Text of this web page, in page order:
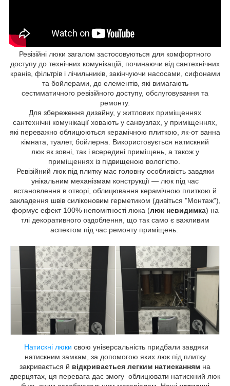
Ревізійні люки загалом застосовуються для комфортного
доступу до технічних комунікацій, починаючи від сантехнічних
кранів, фільтрів і лічильників, закінчуючи насосами, сифонами
та бойлерами, до елементів, які вимагають
сестиматичного ревізійного доступу, обслуговування та
ремонту.
Для збереження дизайну, у житлових приміщеннях
сантехнічні комунікації ховають у санвузлах, у приміщеннях,
які переважно облицюються керамічною плиткою, як-от ванна
кімната, туалет, бойлерна. Використовується натискний
люк як зовні, так і всередині приміщень, а також у
приміщеннях із підвищеною вологістю.
Ревізійний люк під плитку має головну особливість завдяки
унікальним механізмам конструкції — люк під час
встановлення в отворі, облицювання керамічною плиткою й
закладення швів силіконовим герметиком (дивіться "Монтаж"),
формує ефект 100% непомітності люка (люк невидимка) на
тлі декоративного оздоблення, що так само є важливим
аспектом під час ремонту приміщень.
Натискні люки свою універсальність придбали завдяки
натискним замкам, за допомогою яких люк під плитку
закривається й відкривається легким натисканням на
дверцятах, ця перевага дає змогу облицювати натискний люк